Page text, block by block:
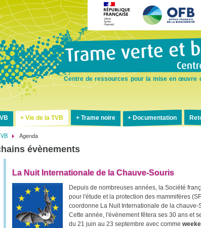
au
contenu
Centre de ressources pour la mise en œuvre
Vie de la TVB Trame noire Documentation
Agenda
évènements
La Nuit Internationale de la Chauve-Souris
Depuis de nombreuses années, la Société
pour l'étude et la protection des mammifères
coordonne La Nuit Internationale de la chauve-
Cette année, l'événement fêtera ses 30 ans et
du 21 juin au 23 septembre avec comme